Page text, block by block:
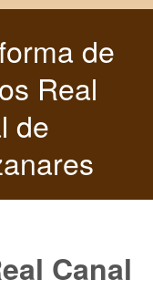
de
Real
de
Canal